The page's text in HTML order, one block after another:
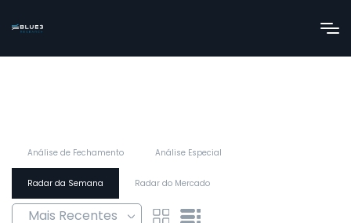
Análise de Fechamento Análise Especial
Radar da Semana Radar do Mercado